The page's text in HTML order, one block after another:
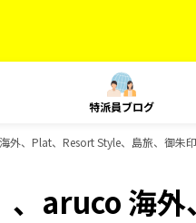
特派員ブログ
、Plat、Resort Style、島旅、御朱
、aruco 海